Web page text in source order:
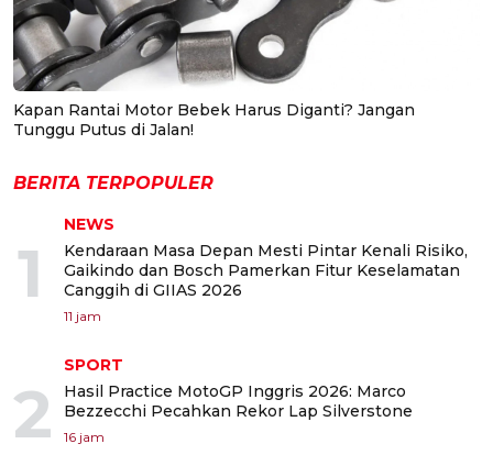
Kapan Rantai Motor Bebek Harus Diganti? Jangan
Tunggu Putus di Jalan!
BERITA TERPOPULER
1
NEWS
Kendaraan Masa Depan Mesti Pintar Kenali Risiko,
Gaikindo dan Bosch Pamerkan Fitur Keselamatan
Canggih di GIIAS 2026
11 jam
2
SPORT
Hasil Practice MotoGP Inggris 2026: Marco
Bezzecchi Pecahkan Rekor Lap Silverstone
16 jam